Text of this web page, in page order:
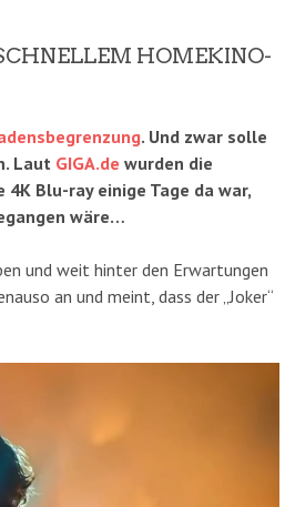
HOMEKINO-
. Und zwar solle
Laut GIGA.de wurden die
Blu-ray einige Tage da war,
wäre…
und weit hinter den Erwartungen
an und meint, dass der „Joker“